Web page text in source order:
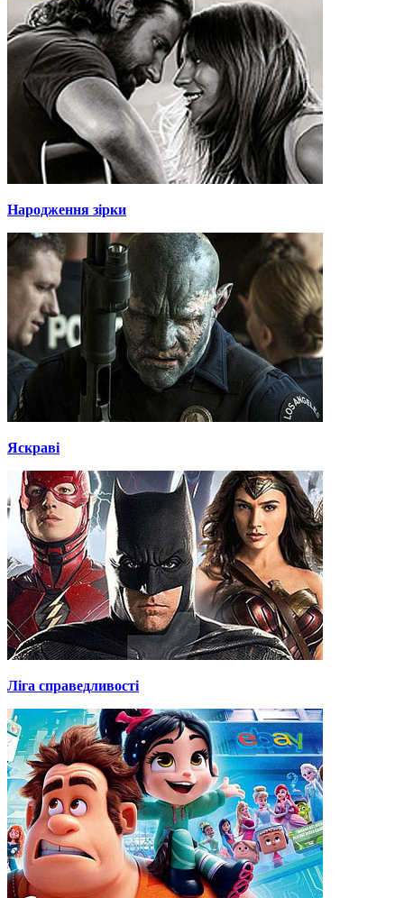
Народження зірки
Яскраві
Ліга справедливості